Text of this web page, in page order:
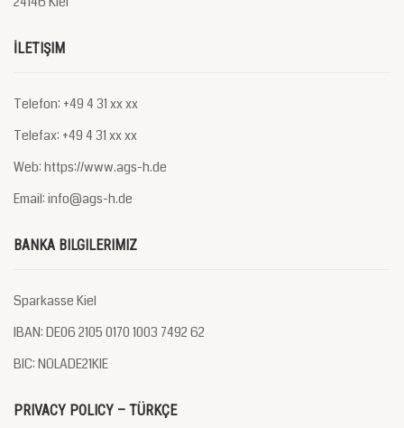
İLETIŞIM
Telefon: +49 4 31 xx xx
Telefax: +49 4 31 xx xx
Web: https://www.ags-h.de
Email: info@ags-h.de
BANKA BILGILERIMIZ
Sparkasse Kiel
IBAN: DE06 2105 0170 1003 7492 62
BIC: NOLADE21KIE
PRIVACY POLICY – TÜRKÇE